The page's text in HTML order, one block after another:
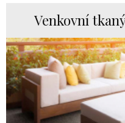
Venkovní